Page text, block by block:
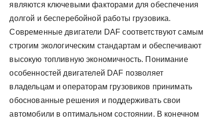
являются ключевыми факторами для обеспечения
долгой и бесперебойной работы грузовика.
Современные двигатели DAF соответствуют самым
строгим экологическим стандартам и обеспечивают
высокую топливную экономичность. Понимание
особенностей двигателей DAF позволяет
владельцам и операторам грузовиков принимать
обоснованные решения и поддерживать свои
автомобили в оптимальном состоянии. В конечном